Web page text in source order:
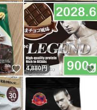
いいね！
4,880円